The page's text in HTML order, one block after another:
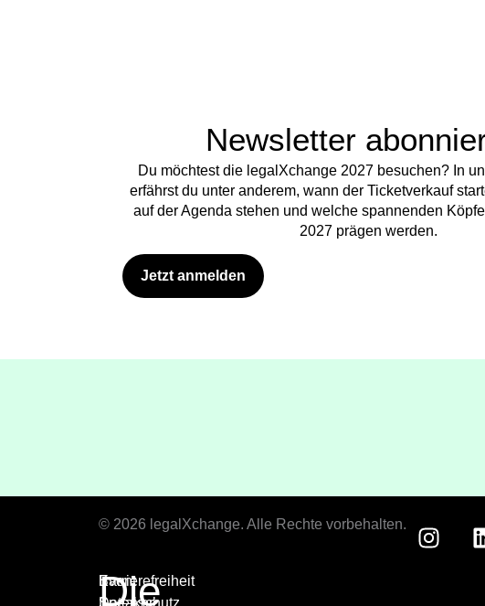
Newsletter
Du möchtest die legalXchange 2027 besuchen? In
erfährst du unter anderem, wann der Ticketverkauf
auf der Agenda stehen und welche spannenden
2027 prägen werden.
Jetzt anmelden
Die
Event
Barrierefreiheit
© 2026 legalXchange. Alle Rechte vorbehalten.